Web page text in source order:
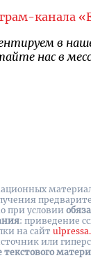
канала
в
нас в
при условии
: приведение
на cайт
или
текстового